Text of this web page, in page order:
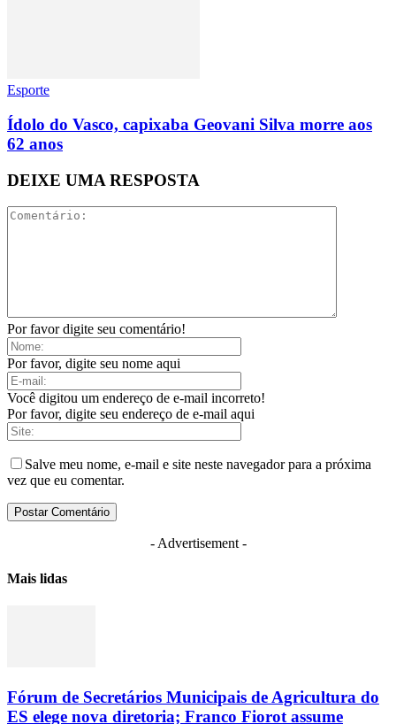
Esporte
Ídolo do Vasco, capixaba Geovani Silva morre aos
62 anos
DEIXE UMA RESPOSTA
Por favor digite seu comentário!
Por favor, digite seu nome aqui
Você digitou um endereço de e-mail incorreto!
Por favor, digite seu endereço de e-mail aqui
Salve meu nome, e-mail e site neste navegador para a próxima
vez que eu comentar.
- Advertisement -
Mais lidas
Fórum de Secretários Municipais de Agricultura do
ES elege nova diretoria; Franco Fiorot assume